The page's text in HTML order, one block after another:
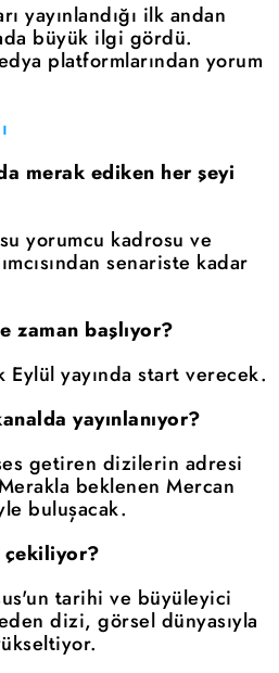
yayınlandığı ilk andan
büyük ilgi gördü.
platformlarından yorum
merak ediken her şeyi
yorumcu kadrosu ve
senariste kadar
zaman başlıyor?
Eylül yayında start verecek.
yayınlanıyor?
getiren dizilerin adresi
beklenen Mercan
buluşacak.
çekiliyor?
tarihi ve büyüleyici
dizi, görsel dünyasıyla